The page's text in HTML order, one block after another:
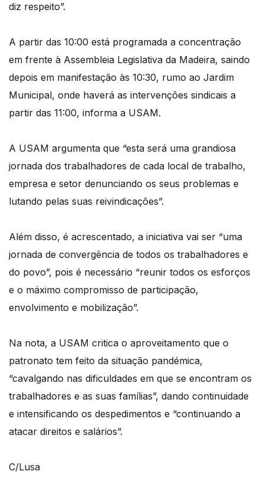
diz respeito”.
A partir das 10:00 está programada a concentração
em frente à Assembleia Legislativa da Madeira, saindo
depois em manifestação às 10:30, rumo ao Jardim
Municipal, onde haverá as intervenções sindicais a
partir das 11:00, informa a USAM.
A USAM argumenta que “esta será uma grandiosa
jornada dos trabalhadores de cada local de trabalho,
empresa e setor denunciando os seus problemas e
lutando pelas suas reivindicações”.
Além disso, é acrescentado, a iniciativa vai ser “uma
jornada de convergência de todos os trabalhadores e
do povo”, pois é necessário “reunir todos os esforços
e o máximo compromisso de participação,
envolvimento e mobilização”.
Na nota, a USAM critica o aproveitamento que o
patronato tem feito da situação pandémica,
“cavalgando nas dificuldades em que se encontram os
trabalhadores e as suas famílias”, dando continuidade
e intensificando os despedimentos e “continuando a
atacar direitos e salários”.
C/Lusa